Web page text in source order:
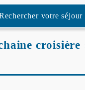
votre séjour